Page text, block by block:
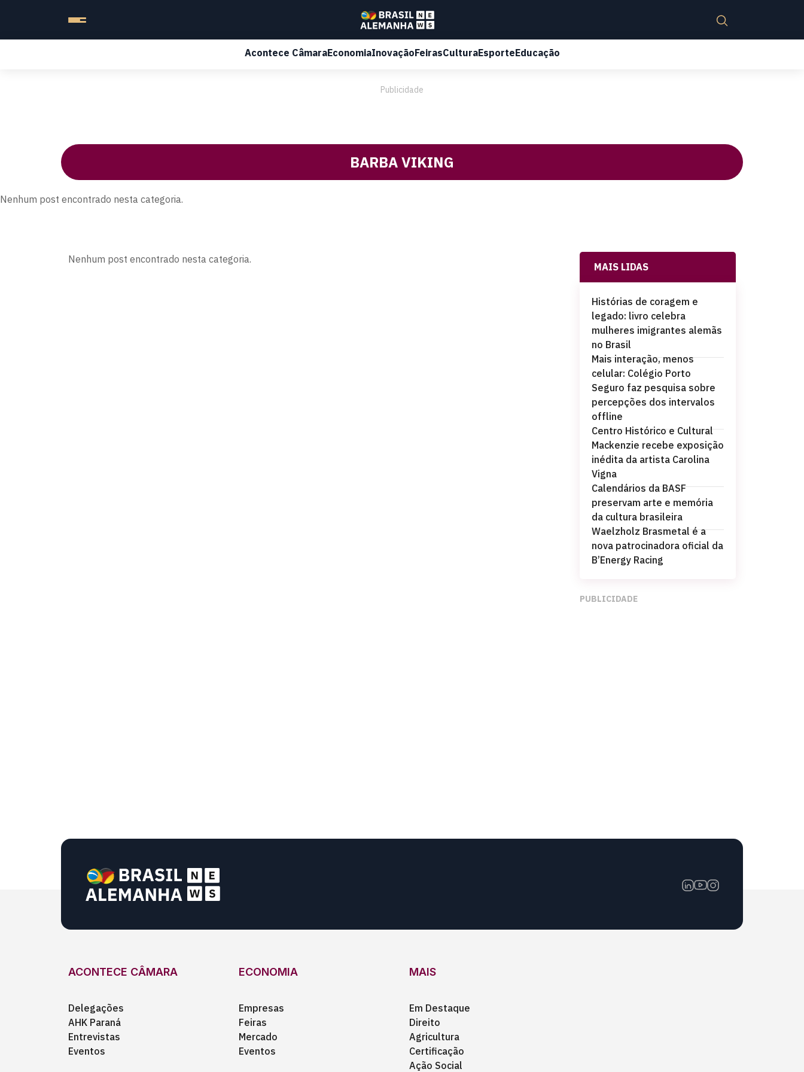
Acontece CâmaraEconomiaInovaçãoFeirasCulturaEsporteEducação
Publicidade
BARBA VIKING
Nenhum post encontrado nesta categoria.
Nenhum post encontrado nesta categoria.
MAIS LIDAS
Histórias de coragem e
legado: livro celebra
mulheres imigrantes alemãs
no Brasil
Mais interação, menos
celular: Colégio Porto
Seguro faz pesquisa sobre
percepções dos intervalos
offline
Centro Histórico e Cultural
Mackenzie recebe exposição
inédita da artista Carolina
Vigna
Calendários da BASF
preservam arte e memória
da cultura brasileira
Waelzholz Brasmetal é a
nova patrocinadora oficial da
B’Energy Racing
PUBLICIDADE
ACONTECE CÂMARA
Delegações
AHK Paraná
Entrevistas
Eventos
ECONOMIA
Empresas
Feiras
Mercado
Eventos
MAIS
Em Destaque
Direito
Agricultura
Certificação
Ação Social